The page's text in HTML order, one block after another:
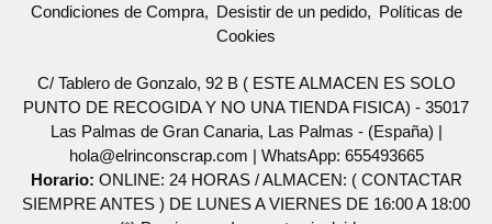
Condiciones de Compra
Desistir de un pedido
Políticas de
Cookies
C/ Tablero de Gonzalo, 92 B ( ESTE ALMACEN ES SOLO
PUNTO DE RECOGIDA Y NO UNA TIENDA FISICA) - 35017
Las Palmas de Gran Canaria, Las Palmas - (España) |
hola@elrinconscrap.com | WhatsApp: 655493665
Horario: ONLINE: 24 HORAS / ALMACEN: ( CONTACTAR
SIEMPRE ANTES ) DE LUNES A VIERNES DE 16:00 A 18:00